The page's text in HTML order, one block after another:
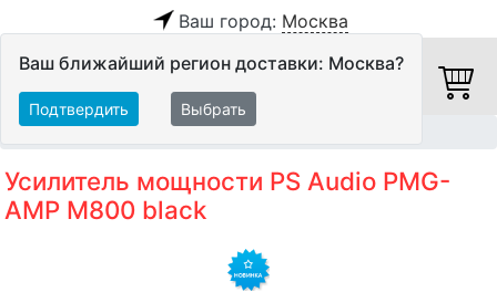
Ваш город: Москва
Ваш ближайший регион доставки: Москва?
Подтвердить Выбрать
Усилитель мощности PS Audio PMG-
AMP M800 black